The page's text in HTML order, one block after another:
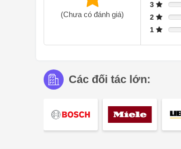
AbsoluteCare sử dụng bơm nhiệt và
cả với quần áo mỏng manh. Công nghệ
(Chưa có đánh giá)
3
2
1
Các đối tác lớn: